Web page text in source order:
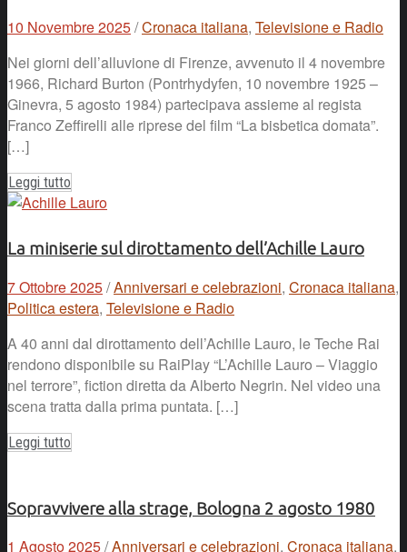
10 Novembre 2025/Cronaca italiana, Televisione e Radio
Nei giorni dell’alluvione di Firenze, avvenuto il 4 novembre
1966, Richard Burton (Pontrhydyfen, 10 novembre 1925 –
Ginevra, 5 agosto 1984) partecipava assieme al regista
Franco Zeffirelli alle riprese del film “La bisbetica domata”.
[…]
Leggi tutto
La miniserie sul dirottamento dell’Achille Lauro
7 Ottobre 2025/Anniversari e celebrazioni, Cronaca italiana,
Politica estera, Televisione e Radio
A 40 anni dal dirottamento dell’Achille Lauro, le Teche Rai
rendono disponibile su RaiPlay “L’Achille Lauro – Viaggio
nel terrore”, fiction diretta da Alberto Negrin. Nel video una
scena tratta dalla prima puntata. […]
Leggi tutto
Sopravvivere alla strage, Bologna 2 agosto 1980
1 Agosto 2025/Anniversari e celebrazioni, Cronaca italiana,